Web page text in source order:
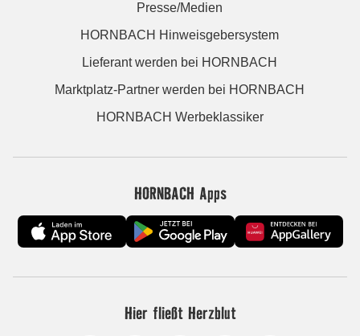
Presse/Medien
HORNBACH Hinweisgebersystem
Lieferant werden bei HORNBACH
Marktplatz-Partner werden bei HORNBACH
HORNBACH Werbeklassiker
HORNBACH Apps
Hier fließt Herzblut